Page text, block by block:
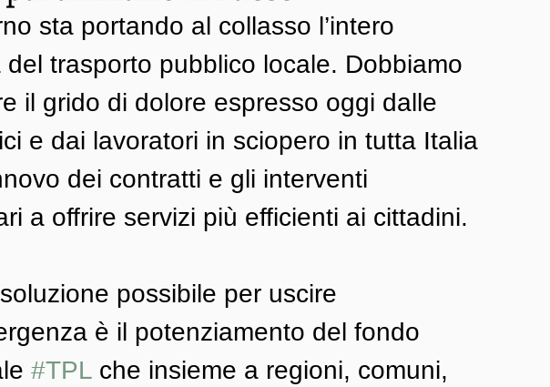
sta portando al collasso l’intero
del trasporto pubblico locale. Dobbiamo
il grido di dolore espresso oggi dalle
e dai lavoratori in sciopero in tutta Italia
dei contratti e gli interventi
a offrire servizi più efficienti ai cittadini.
soluzione possibile per uscire
è il potenziamento del fondo
#TPL che insieme a regioni, comuni,